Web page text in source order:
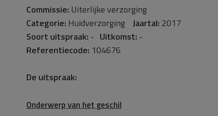
Commissie: Uiterlijke verzorging
Categorie: Huidverzorging Jaartal: 2017
Soort uitspraak: - Uitkomst: -
Referentiecode: 104676
De uitspraak:
Onderwerp van het geschil